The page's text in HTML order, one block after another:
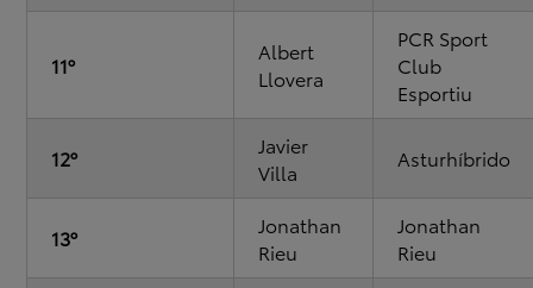
11º
Albert
Llovera
PCR Sport
Club
Esportiu
12º
Javier
Villa
Asturhíbrido
13º
Jonathan
Rieu
Jonathan
Rieu